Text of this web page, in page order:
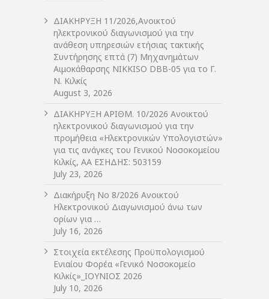
ΔIΑΚΗΡΥΞΗ 11/2026,Ανοικτού
ηλεκτρονικού διαγωνισμού για την
ανάθεση υπηρεσιών ετήσιας τακτικής
Συντήρησης επτά (7) Μηχανημάτων
Αιμοκάθαρσης NIKKISO DBB-05 για το Γ.
Ν. Κιλκίς
August 3, 2026
ΔIΑΚΗΡΥΞΗ ΑΡIΘΜ. 10/2026 Ανοικτού
ηλεκτρονικού διαγωνισμού για την
προμήθεια «Ηλεκτρονικών Υπολογιστών»
για τις ανάγκες του Γενικού Νοσοκομείου
Κιλκίς, ΑΑ ΕΣΗΔΗΣ: 503159
July 23, 2026
Διακήρυξη Νο 8/2026 Ανοικτού
Ηλεκτρονικού Διαγωνισμού άνω των
ορίων για …
July 16, 2026
Στοιχεία εκτέλεσης Προϋπολογισμού
Ενιαίου Φορέα «Γενικό Νοσοκομείο
Κιλκίς»_ΙΟΥΝΙΟΣ 2026
July 10, 2026